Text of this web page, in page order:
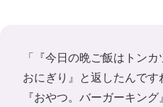
「『今日の晩ご飯はトン
おにぎり』と返したんで
『おやつ。バーガーキン